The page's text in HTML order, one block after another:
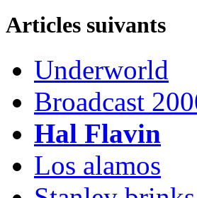
Articles suivants
Underworld
Broadcast
Hal Flavin
Los alamos